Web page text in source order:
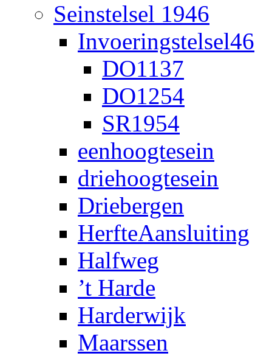
Seinstelsel 1946
Invoeringstelsel46
DO1137
DO1254
SR1954
eenhoogtesein
driehoogtesein
Driebergen
HerfteAansluiting
Halfweg
’t Harde
Harderwijk
Maarssen